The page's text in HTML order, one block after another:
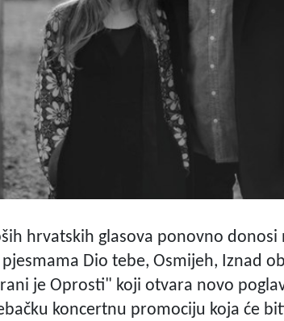
hrvatskih glasova ponovno
Dio tebe, Osmijeh, Iznad
je Oprosti" koji otvara novo
koncertnu promociju koja će